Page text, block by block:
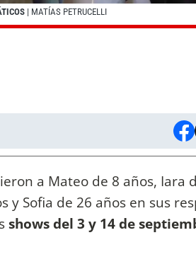
| MATÍAS PETRUCELLI
a Mateo de 8 años, Iara
y Sofia de 26 años en sus
shows del 3 y 14 de